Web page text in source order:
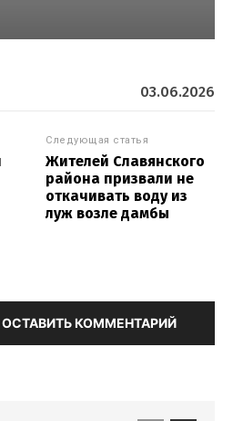
03.06.2026
Следующая статья
Жителей Славянского
района призвали не
откачивать воду из
луж возле дамбы
КОММЕНТАРИЙ